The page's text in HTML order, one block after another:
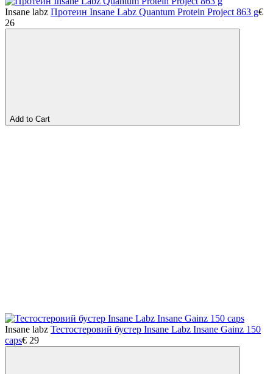
Insane labz Протеин Insane Labz Quantum Protein Project 863 g€
26
Add to Cart
Insane labz Тестостеровий бустер Insane Labz Insane Gainz 150
caps€ 29